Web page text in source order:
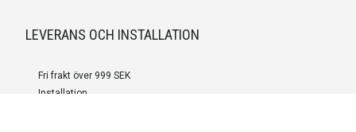
LEVERANS OCH INSTALLATION
Fri frakt över 999 SEK
Installation